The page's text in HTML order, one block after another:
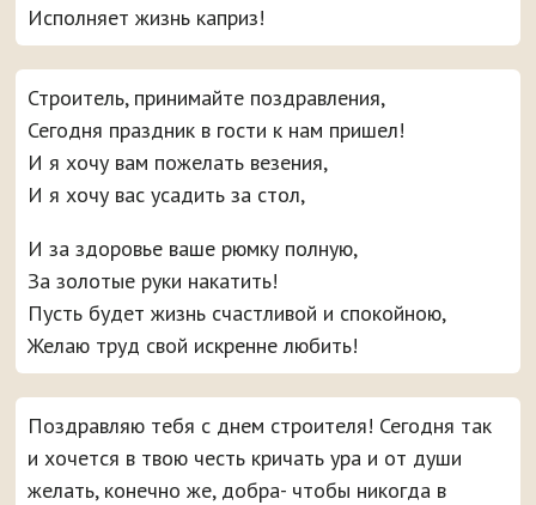
Исполняет жизнь каприз!
Строитель, принимайте поздравления,
Сегодня праздник в гости к нам пришел!
И я хочу вам пожелать везения,
И я хочу вас усадить за стол,
И за здоровье ваше рюмку полную,
За золотые руки накатить!
Пусть будет жизнь счастливой и спокойною,
Желаю труд свой искренне любить!
Поздравляю тебя с днем строителя! Сегодня так
и хочется в твою честь кричать ура и от души
желать, конечно же, добра- чтобы никогда в